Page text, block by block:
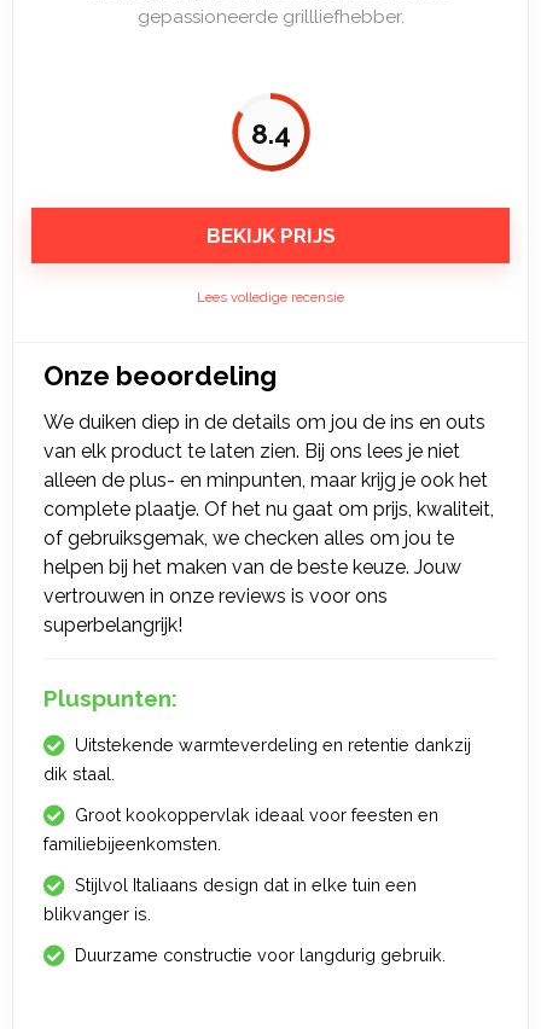
gepassioneerde grillliefhebber.
8.4
BEKIJK PRIJS
Lees volledige recensie
Onze beoordeling
We duiken diep in de details om jou de ins en outs
van elk product te laten zien. Bij ons lees je niet
alleen de plus- en minpunten, maar krijg je ook het
complete plaatje. Of het nu gaat om prijs, kwaliteit,
of gebruiksgemak, we checken alles om jou te
helpen bij het maken van de beste keuze. Jouw
vertrouwen in onze reviews is voor ons
superbelangrijk!
Pluspunten:
Uitstekende warmteverdeling en retentie dankzij
dik staal.
Groot kookoppervlak ideaal voor feesten en
familiebijeenkomsten.
Stijlvol Italiaans design dat in elke tuin een
blikvanger is.
Duurzame constructie voor langdurig gebruik.